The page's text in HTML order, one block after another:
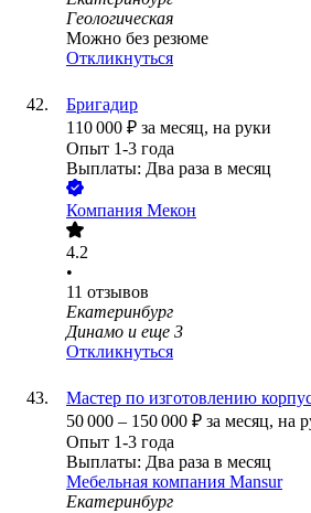
Геологическая
Можно без резюме
Откликнуться
Бригадир
110 000 ₽ за месяц, на руки
Опыт 1-3 года
Выплаты: Два раза в месяц
Компания Мекон
4.2
•
11 отзывов
Екатеринбург
Динамо и еще 3
Откликнуться
Мастер по изготовлению
50 000 – 150 000 ₽ за месяц, на
Опыт 1-3 года
Выплаты: Два раза в месяц
Мебельная компания Mansur
Екатеринбург